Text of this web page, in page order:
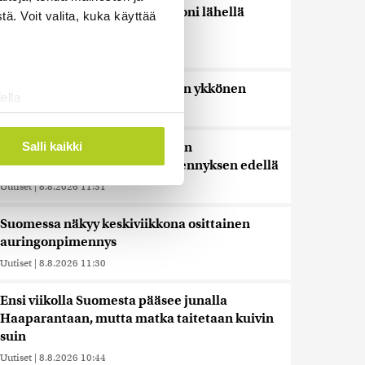
Voit valita, kuka käyttää
. Voit muuttaa
tukemiseen
alan
tietoja muihin tietoihin, joita
siirtää ulkomaille.
Salli kaikki
Bulgariassa on räjähtänyt drooni lähellä
HS: Kaikkonen puoluejohtajien ykkönen
Uutiset | 8.8.2026 13:09
Ursa on myynyt ennätysmäärän
pimennyslaseja auringonpimennyksen edellä
Uutiset | 8.8.2026 11:31
Suomessa näkyy keskiviikkona osittainen
auringonpimennys
Uutiset | 8.8.2026 11:30
Ensi viikolla Suomesta pääsee junalla
Haaparantaan, mutta matka taitetaan kuivin
suin
Uutiset | 8.8.2026 10:44